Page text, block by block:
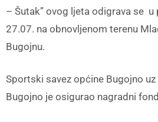
– Šutak” ovog ljeta odigrava se
27.07. na obnovljenom terenu
Bugojnu.
Sportski savez općine Bugojno
Bugojno je osigurao nagradni